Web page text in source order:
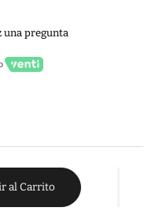
al Carrito